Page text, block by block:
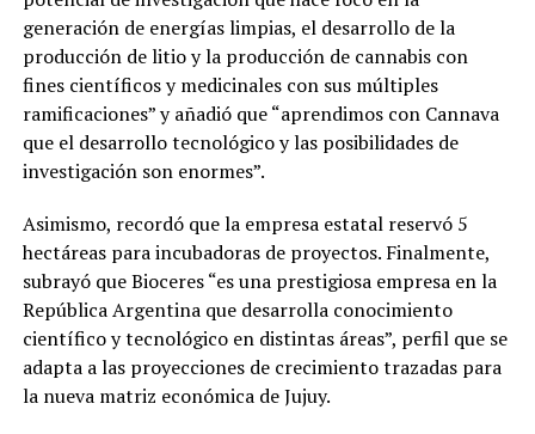
generación de energías limpias, el desarrollo de la
producción de litio y la producción de cannabis con
fines científicos y medicinales con sus múltiples
ramificaciones” y añadió que “aprendimos con Cannava
que el desarrollo tecnológico y las posibilidades de
investigación son enormes”.
Asimismo, recordó que la empresa estatal reservó 5
hectáreas para incubadoras de proyectos. Finalmente,
subrayó que Bioceres “es una prestigiosa empresa en la
República Argentina que desarrolla conocimiento
científico y tecnológico en distintas áreas”, perfil que se
adapta a las proyecciones de crecimiento trazadas para
la nueva matriz económica de Jujuy.